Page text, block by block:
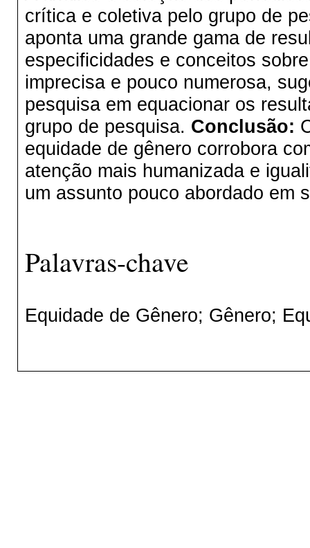
crítica e coletiva pelo grupo de
aponta uma grande gama de
especificidades e conceitos
imprecisa e pouco numerosa,
pesquisa em equacionar os
grupo de pesquisa. Conclusão:
equidade de gênero corrobora
atenção mais humanizada e
um assunto pouco abordado em
Palavras-chave
Equidade de Gênero; Gênero;